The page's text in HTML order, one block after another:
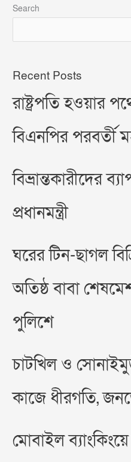
Search
Recent Posts
রাষ্ট্রপতি হওয়ার
বিএনপির পরবর্তী
বিভ্রান্তকারীদের
প্রধানমন্ত্রী
ঘরের টিন-ছাগল
অতিষ্ঠ বাবা
পুলিশে
চাটখিল ও
কাজে ধীরগতি,
মোবাইল